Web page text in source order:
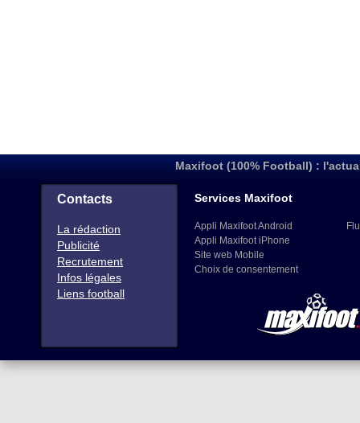
Maxifoot (100% Football) :
Contacts
La rédaction
Publicité
Recrutement
Infos légales
Liens football
Services Maxifoot
Appli Maxifoot Android
Appli Maxifoot iPhone
Site web Mobile
Choix de consentement